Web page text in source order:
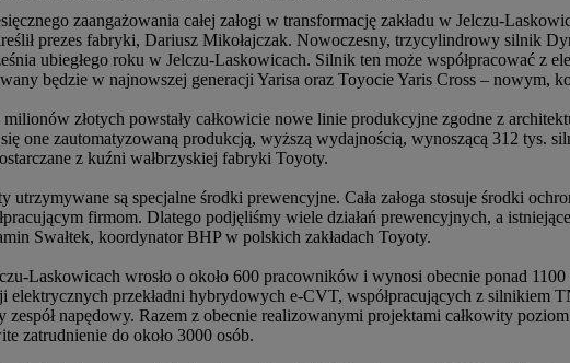
zaangażowania całej załogi w transformację zakładu w Jelczu-
prezes fabryki, Dariusz Mikołajczak. Nowoczesny, trzycylindrowy silnik
ubiegłego roku w Jelczu-Laskowicach. Silnik ten może współpracować z
będzie w najnowszej generacji Yarisa oraz Toyocie Yaris Cross – nowym,
złotych powstały całkowicie nowe linie produkcyjne zgodne z
one zautomatyzowaną produkcją, wyższą wydajnością, wynoszącą 312 tys.
z kuźni wałbrzyskiej fabryki Toyoty.
są specjalne środki prewencyjne. Cała załoga stosuje środki
firmom. Dlatego podjęliśmy wiele działań prewencyjnych, a
Swałtek, koordynator BHP w polskich zakładach Toyoty.
Laskowicach wrosło o około 600 pracowników i wynosi obecnie ponad
elektrycznych przekładni hybrydowych e-CVT, współpracujących z
napędowy. Razem z obecnie realizowanymi projektami całkowity
zatrudnienie do około 3000 osób.